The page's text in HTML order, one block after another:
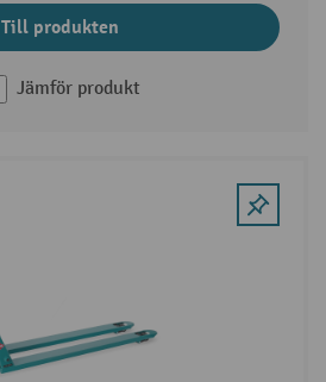
Till produkten
Jämför produkt